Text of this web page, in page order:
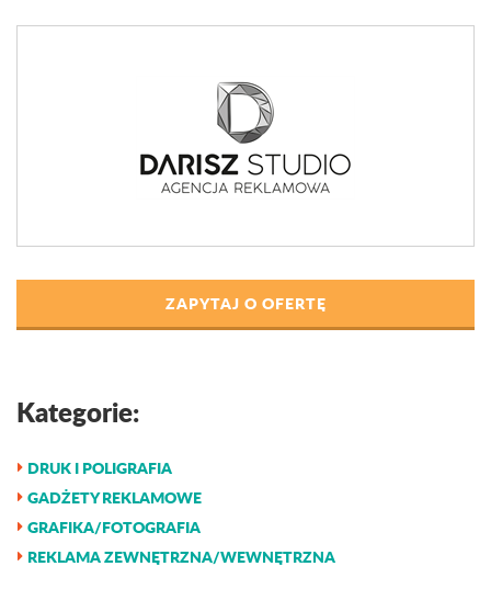
ZAPYTAJ O OFERTĘ
Kategorie:
DRUK I POLIGRAFIA
GADŻETY REKLAMOWE
GRAFIKA/FOTOGRAFIA
REKLAMA ZEWNĘTRZNA/WEWNĘTRZNA